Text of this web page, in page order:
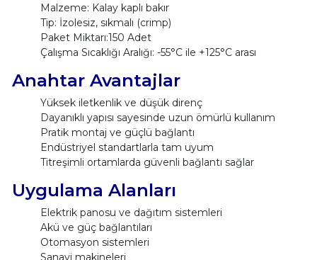
Malzeme: Kalay kaplı bakır
Tip: İzolesiz, sıkmalı (crimp)
Paket Miktarı:150 Adet
Çalışma Sıcaklığı Aralığı: -55°C ile +125°C arası
Anahtar Avantajlar
Yüksek iletkenlik ve düşük direnç
Dayanıklı yapısı sayesinde uzun ömürlü kullanım
Pratik montaj ve güçlü bağlantı
Endüstriyel standartlarla tam uyum
Titreşimli ortamlarda güvenli bağlantı sağlar
Uygulama Alanları
Elektrik panosu ve dağıtım sistemleri
Akü ve güç bağlantıları
Otomasyon sistemleri
Sanayi makineleri